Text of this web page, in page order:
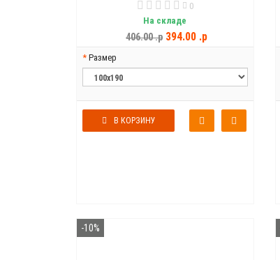
0
На складе
406.00 .p 394.00 .p
Размер
В КОРЗИНУ
-10%